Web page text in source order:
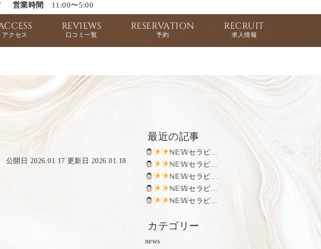
営業時間 11:00〜5:00
アクセス
REVIEWS
口コミ一覧
RESERVATION
予約
RECRUIT
求人情報
公開日 2026.01.17 更新日 2026.01.18
最近の記事
ℕ𝔼𝕎セラピスト
ℕ𝔼𝕎セラピスト
ℕ𝔼𝕎セラピスト
ℕ𝔼𝕎セラピスト
ℕ𝔼𝕎セラピスト
カテゴリー
news